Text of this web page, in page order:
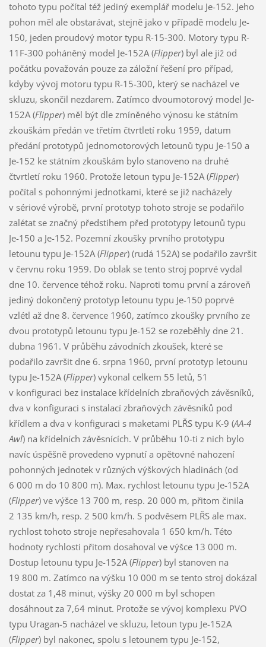
tohoto typu počítal též jediný exemplář modelu Je-152. Jeho
pohon měl ale obstarávat, stejně jako v případě modelu Je-
150, jeden proudový motor typu R-15-300. Motory typu R-
11F-300 poháněný model Je-152A (Flipper) byl ale již od
počátku považován pouze za záložní řešení pro případ,
kdyby vývoj motoru typu R-15-300, který se nacházel ve
skluzu, skončil nezdarem. Zatímco dvoumotorový model Je-
152A (Flipper) měl být dle zmíněného výnosu ke státním
zkouškám předán ve třetím čtvrtletí roku 1959, datum
předání prototypů jednomotorových letounů typu Je-150 a
Je-152 ke státním zkouškám bylo stanoveno na druhé
čtvrtletí roku 1960. Protože letoun typu Je-152A (Flipper)
počítal s pohonnými jednotkami, které se již nacházely
v sériové výrobě, první prototyp tohoto stroje se podařilo
zalétat se značný předstihem před prototypy letounů typu
Je-150 a Je-152. Pozemní zkoušky prvního prototypu
letounu typu Je-152A (Flipper) (rudá 152A) se podařilo završit
v červnu roku 1959. Do oblak se tento stroj poprvé vydal
dne 10. července téhož roku. Naproti tomu první a zároveň
jediný dokončený prototyp letounu typu Je-150 poprvé
vzlétl až dne 8. července 1960, zatímco zkoušky prvního ze
dvou prototypů letounu typu Je-152 se rozeběhly dne 21.
dubna 1961. V průběhu závodních zkoušek, které se
podařilo završit dne 6. srpna 1960, první prototyp letounu
typu Je-152A (Flipper) vykonal celkem 55 letů, 51
v konfiguraci bez instalace křídelních zbraňových závěsníků,
dva v konfiguraci s instalací zbraňových závěsníků pod
křídlem a dva v konfiguraci s maketami PLŘS typu K-9 (AA-4
Awl) na křídelních závěsnících. V průběhu 10-ti z nich bylo
navíc úspěšně provedeno vypnutí a opětovné nahození
pohonných jednotek v různých výškových hladinách (od
6 000 m do 10 800 m). Max. rychlost letounu typu Je-152A
(Flipper) ve výšce 13 700 m, resp. 20 000 m, přitom činila
2 135 km/h, resp. 2 500 km/h. S podvěsem PLŘS ale max.
rychlost tohoto stroje nepřesahovala 1 650 km/h. Této
hodnoty rychlosti přitom dosahoval ve výšce 13 000 m.
Dostup letounu typu Je-152A (Flipper) byl stanoven na
19 800 m. Zatímco na výšku 10 000 m se tento stroj dokázal
dostat za 1,48 minut, výšky 20 000 m byl schopen
dosáhnout za 7,64 minut. Protože se vývoj komplexu PVO
typu Uragan-5 nacházel ve skluzu, letoun typu Je-152A
(Flipper) byl nakonec, spolu s letounem typu Je-152,